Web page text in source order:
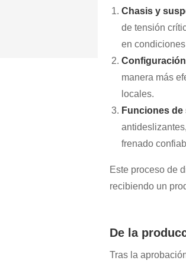
Chasis y
de tensión
en
manera más
locales.
Funciones
frenado
Este proceso de
recibiendo un
De la
Tras la